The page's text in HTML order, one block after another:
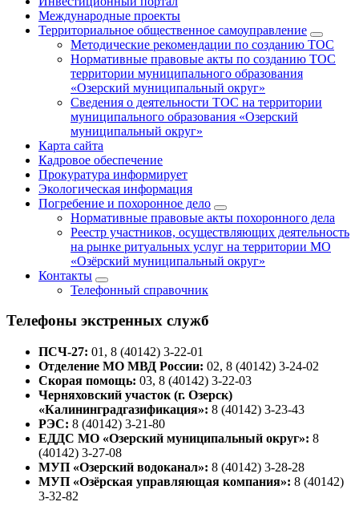
Международные проекты
Территориальное общественное самоуправление
Методические рекомендации по созданию ТОС
Нормативные правовые акты по созданию ТОС
территории муниципального образования
«Озерский муниципальный округ»
Сведения о деятельности ТОС на территории
муниципального образования «Озерский
муниципальный округ»
Карта сайта
Кадровое обеспечение
Прокуратура информирует
Экологическая информация
Погребение и похоронное дело
Нормативные правовые акты похоронного дела
Реестр участников, осуществляющих деятельность
на рынке ритуальных услуг на территории МО
«Озёрский муниципальный округ»
Контакты
Телефонный справочник
Телефоны экстренных служб
ПСЧ-27: 01, 8 (40142) 3-22-01
Отделение МО МВД России: 02, 8 (40142) 3-24-02
Скорая помощь: 03, 8 (40142) 3-22-03
Черняховский участок (г. Озерск)
«Калининградгазификация»: 8 (40142) 3-23-43
РЭС: 8 (40142) 3-21-80
ЕДДС МО «Озерский муниципальный округ»: 8
(40142) 3-27-08
МУП «Озерский водоканал»: 8 (40142) 3-28-28
МУП «Озёрская управляющая компания»: 8 (40142)
3-32-82